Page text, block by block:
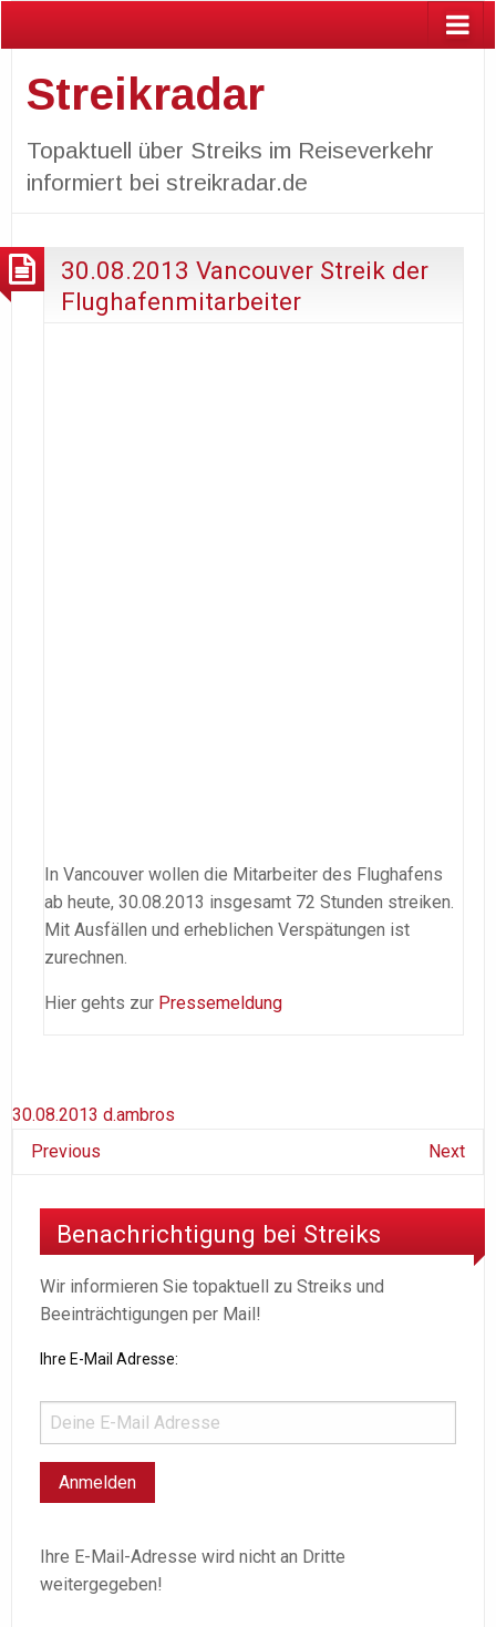
Streikradar
Topaktuell über Streiks im Reiseverkehr
informiert bei streikradar.de
30.08.2013 Vancouver Streik der
Flughafenmitarbeiter
In Vancouver wollen die Mitarbeiter des Flughafens
ab heute, 30.08.2013 insgesamt 72 Stunden streiken.
Mit Ausfällen und erheblichen Verspätungen ist
zurechnen.
Hier gehts zur Pressemeldung
30.08.2013 d.ambros
Previous
Next
Benachrichtigung bei Streiks
Wir informieren Sie topaktuell zu Streiks und
Beeinträchtigungen per Mail!
Ihre E-Mail Adresse:
Ihre E-Mail-Adresse wird nicht an Dritte
weitergegeben!